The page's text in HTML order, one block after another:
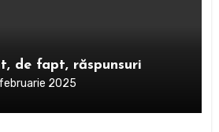
de fapt, răspunsuri
2025